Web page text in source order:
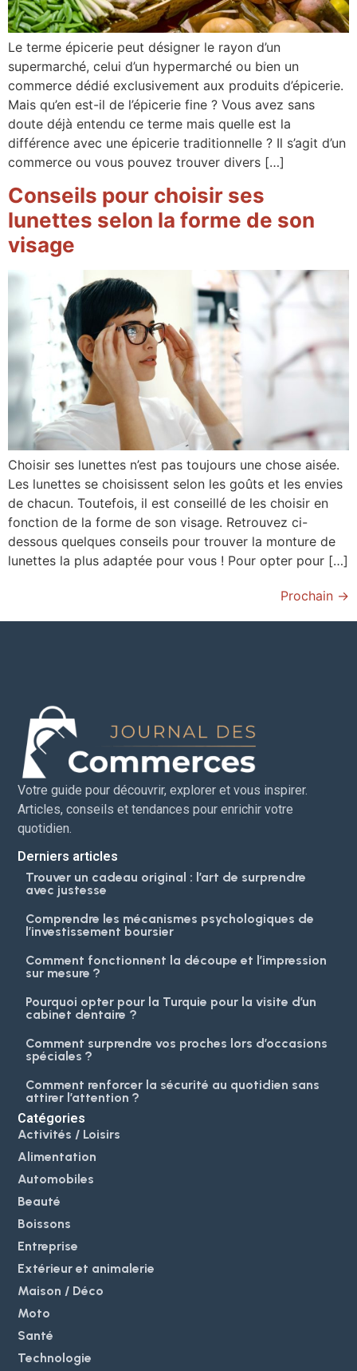
Le terme épicerie peut désigner le rayon d’un
supermarché, celui d’un hypermarché ou bien un
commerce dédié exclusivement aux produits d’épicerie.
Mais qu’en est-il de l’épicerie fine ? Vous avez sans
doute déjà entendu ce terme mais quelle est la
différence avec une épicerie traditionnelle ? Il s’agit d’un
commerce ou vous pouvez trouver divers […]
Conseils pour choisir ses
lunettes selon la forme de son
visage
Choisir ses lunettes n’est pas toujours une chose aisée.
Les lunettes se choisissent selon les goûts et les envies
de chacun. Toutefois, il est conseillé de les choisir en
fonction de la forme de son visage. Retrouvez ci-
dessous quelques conseils pour trouver la monture de
lunettes la plus adaptée pour vous ! Pour opter pour […]
Prochain →
Votre guide pour découvrir, explorer et vous inspirer.
Articles, conseils et tendances pour enrichir votre
quotidien.
Derniers articles
Trouver un cadeau original : l’art de surprendre
avec justesse
Comprendre les mécanismes psychologiques de
l’investissement boursier
Comment fonctionnent la découpe et l’impression
sur mesure ?
Pourquoi opter pour la Turquie pour la visite d’un
cabinet dentaire ?
Comment surprendre vos proches lors d’occasions
spéciales ?
Comment renforcer la sécurité au quotidien sans
attirer l’attention ?
Catégories
Activités / Loisirs
Alimentation
Automobiles
Beauté
Boissons
Entreprise
Extérieur et animalerie
Maison / Déco
Moto
Santé
Technologie